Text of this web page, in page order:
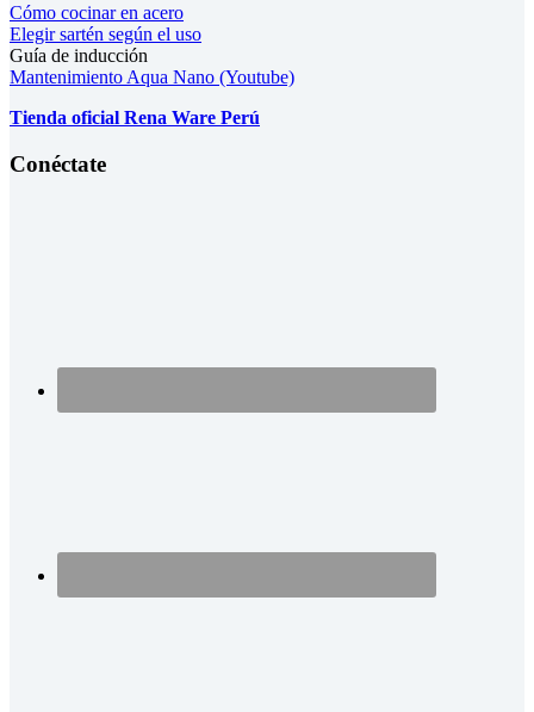
Cómo cocinar en acero
Elegir sartén según el uso
Guía de inducción
Mantenimiento Aqua Nano (Youtube)
Tienda oficial Rena Ware Perú
Conéctate